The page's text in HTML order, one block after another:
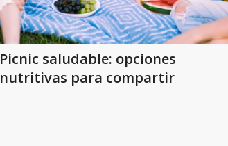
Picnic saludable: opciones
nutritivas para compartir